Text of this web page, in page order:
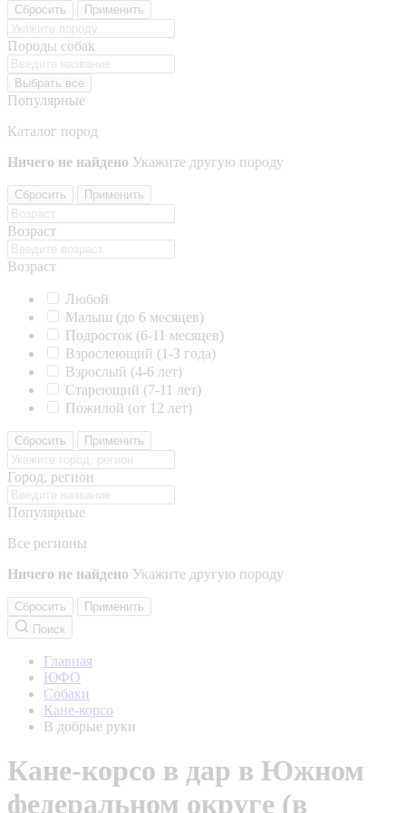
Сбросить Применить
Породы собак
Выбрать все
Популярные
Каталог пород
Ничего не найдено Укажите другую породу
Сбросить Применить
Возраст
Возраст
Любой
Малыш (до 6 месяцев)
Подросток (6-11 месяцев)
Взрослеющий (1-3 года)
Взрослый (4-6 лет)
Стареющий (7-11 лет)
Пожилой (от 12 лет)
Сбросить Применить
Город, регион
Популярные
Все регионы
Ничего не найдено Укажите другую породу
Сбросить
Применить
Поиск
Главная
ЮФО
Собаки
Кане-корсо
В добрые руки
Кане-корсо в дар в Южном
федеральном округе (в